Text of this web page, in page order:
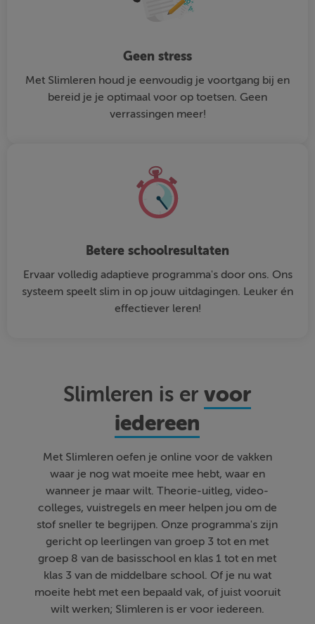
Geen stress
Met Slimleren houd je eenvoudig je voortgang bij en
bereid je je optimaal voor op toetsen. Geen
verrassingen meer!
Betere schoolresultaten
Ervaar volledig adaptieve programma's door ons. Ons
systeem speelt slim in op jouw uitdagingen. Leuker én
effectiever leren!
Slimleren is ervoor
iedereen
Met Slimleren oefen je online voor de vakken
waar je nog wat moeite mee hebt, waar en
wanneer je maar wilt. Theorie-uitleg, video-
colleges, vuistregels en meer helpen jou om de
stof sneller te begrijpen. Onze programma's zijn
gericht op leerlingen van groep 3 tot en met
groep 8 van de basisschool en klas 1 tot en met
klas 3 van de middelbare school. Of je nu wat
moeite hebt met een bepaald vak, of juist vooruit
wilt werken; Slimleren is er voor iedereen.